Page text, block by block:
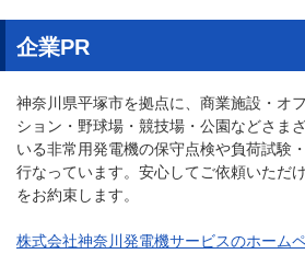
企業PR
神奈川県平塚市を拠点に、商業施設・オ
ション・野球場・競技場・公園などさま
いる非常用発電機の保守点検や負荷試験
行なっています。安心してご依頼いただ
をお約束します。
株式会社神奈川発電機サービスのホーム